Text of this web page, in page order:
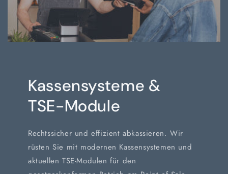
Kassensysteme &
TSE-Module
Rechtssicher und effizient abkassieren. Wir
rüsten Sie mit modernen Kassensystemen und
aktuellen TSE-Modulen für den